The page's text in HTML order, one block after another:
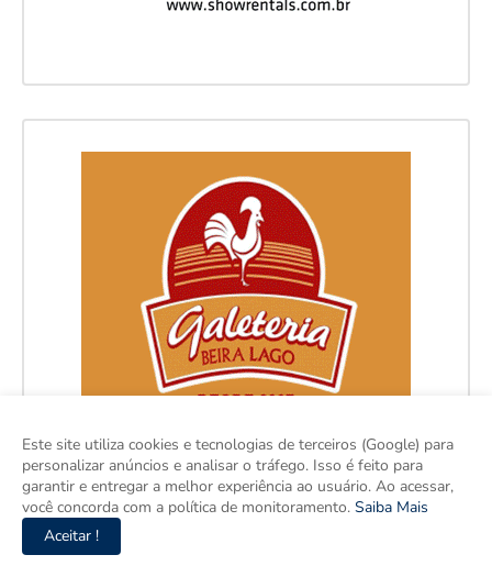
Este site utiliza cookies e tecnologias de terceiros (Google) para
personalizar anúncios e analisar o tráfego. Isso é feito para
garantir e entregar a melhor experiência ao usuário. Ao acessar,
você concorda com a política de monitoramento. Saiba Mais
Aceitar !